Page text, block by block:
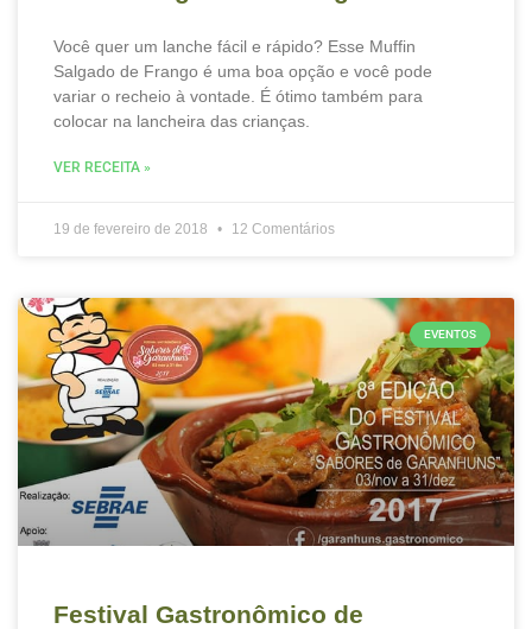
Você quer um lanche fácil e rápido? Esse Muffin
Salgado de Frango é uma boa opção e você pode
variar o recheio à vontade. É ótimo também para
colocar na lancheira das crianças.
VER RECEITA »
19 de fevereiro de 2018 12 Comentários
EVENTOS
Festival Gastronômico de